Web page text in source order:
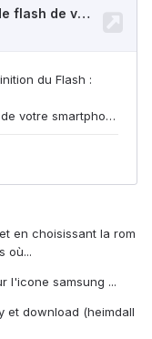
en choisissant la rom
où...
l'icone samsung ...
et download (heimdall